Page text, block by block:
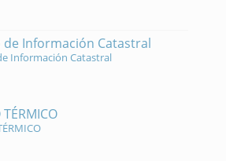
de Información Catastral
Información Catastral